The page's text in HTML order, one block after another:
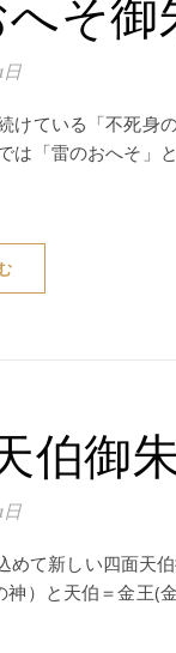
そ御
日
ている「不死身
「雷のおへそ」
伯御
日
て新しい四面天
）と天伯＝金王(